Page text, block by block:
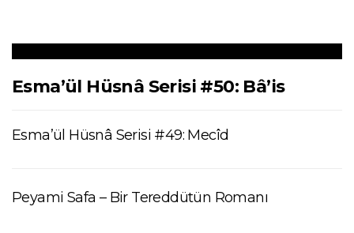
Esma’ül Hüsnâ Serisi #50: Bâ’is
Esma’ül Hüsnâ Serisi #49: Mecîd
Peyami Safa – Bir Tereddütün Romanı